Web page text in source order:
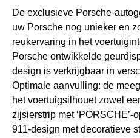
De exclusieve Porsche-
uw Porsche nog unieker en
reukervaring in het
Porsche ontwikkelde
design is verkrijgbaar in
Optimale aanvulling: de
het voertuigsilhouet zowel
zijsierstrip met ‘PORSCHE’-
911-design met decoratieve